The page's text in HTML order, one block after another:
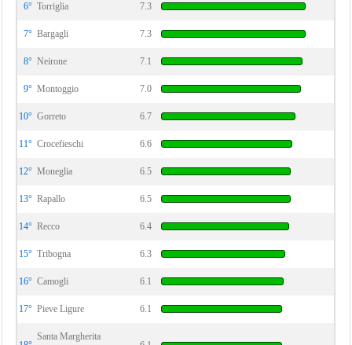
6° Torriglia 7.3
7° Bargagli 7.3
8° Neirone 7.1
9° Montoggio 7.0
10° Gorreto 6.7
11° Crocefieschi 6.6
12° Moneglia 6.5
13° Rapallo 6.5
14° Recco 6.4
15° Tribogna 6.3
16° Camogli 6.1
17° Pieve Ligure 6.1
Santa Margherita